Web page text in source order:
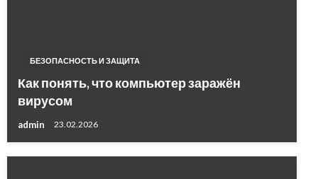
БЕЗОПАСНОСТЬ И ЗАЩИТА
Как понять, что компьютер заражён
вирусом
admin 23.02.2026